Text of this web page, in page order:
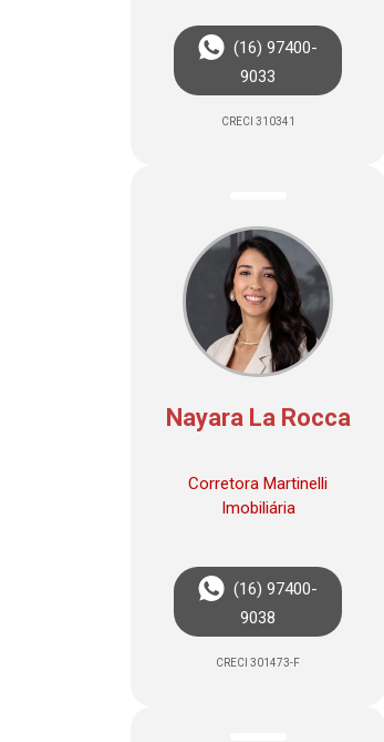
(16) 97400-
9033
CRECI 310341
Nayara La Rocca
Corretora Martinelli
Imobiliária
(16) 97400-
9038
CRECI 301473-F